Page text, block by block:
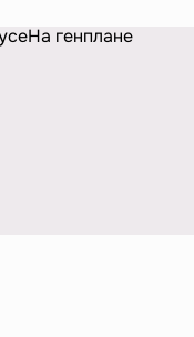
На генплане